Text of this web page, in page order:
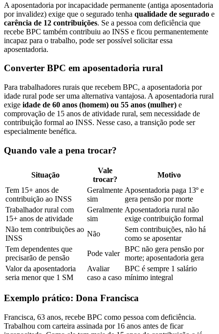
A aposentadoria por incapacidade permanente (antiga aposentadoria
por invalidez) exige que o segurado tenha qualidade de segurado e
carência de 12 contribuições. Se a pessoa com deficiência que
recebe BPC também contribuiu ao INSS e ficou permanentemente
incapaz para o trabalho, pode ser possível solicitar essa
aposentadoria.
Converter BPC em aposentadoria rural
Para trabalhadores rurais que recebem BPC, a aposentadoria por
idade rural pode ser uma alternativa vantajosa. A aposentadoria rural
exige idade de 60 anos (homem) ou 55 anos (mulher) e
comprovação de 15 anos de atividade rural, sem necessidade de
contribuição formal ao INSS. Nesse caso, a transição pode ser
especialmente benéfica.
Quando vale a pena trocar?
Situação
Vale
trocar?
Motivo
Tem 15+ anos de
contribuição ao INSS
Geralmente
sim
Aposentadoria paga 13º e
gera pensão por morte
Trabalhador rural com
15+ anos de atividade
Geralmente
sim
Aposentadoria rural não
exige contribuição formal
Não tem contribuições ao
INSS
Não
Sem contribuições, não há
como se aposentar
Tem dependentes que
precisarão de pensão
Pode valer
BPC não gera pensão por
morte; aposentadoria gera
Valor da aposentadoria
seria menor que 1 SM
Avaliar
caso a caso
BPC é sempre 1 salário
mínimo integral
Exemplo prático: Dona Francisca
Francisca, 63 anos, recebe BPC como pessoa com deficiência.
Trabalhou com carteira assinada por 16 anos antes de ficar